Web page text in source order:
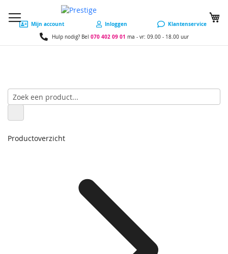
Mijn account Inloggen Klantenservice
Hulp nodig? Bel 070 402 09 01 ma - vr: 09.00 - 18.00 uur
Productoverzicht